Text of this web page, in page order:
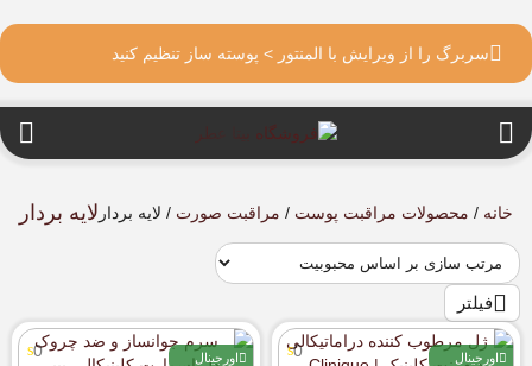
سربرگ را از ویرایش با المنتور > پوسته ساز تنظیم کنید
خانه / محصولات مراقبت پوست / مراقبت صورت / لایه بردار لایه بردار
فیلتر
اورجینال
0
اورجینال
0